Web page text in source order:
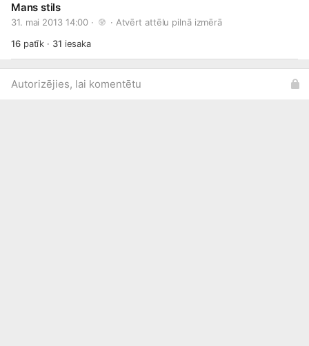
Mans stils
31. mai 2013 14:00 · · Atvērt attēlu pilnā izmērā
16patīk · 31 iesaka
Autorizējies, lai komentētu